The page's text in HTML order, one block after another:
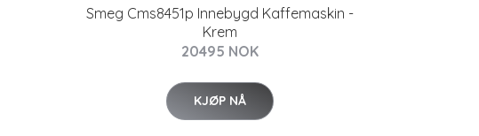
Smeg Cms8451p Innebygd Kaffemaskin -
Krem
20495 NOK
KJØP NÅ